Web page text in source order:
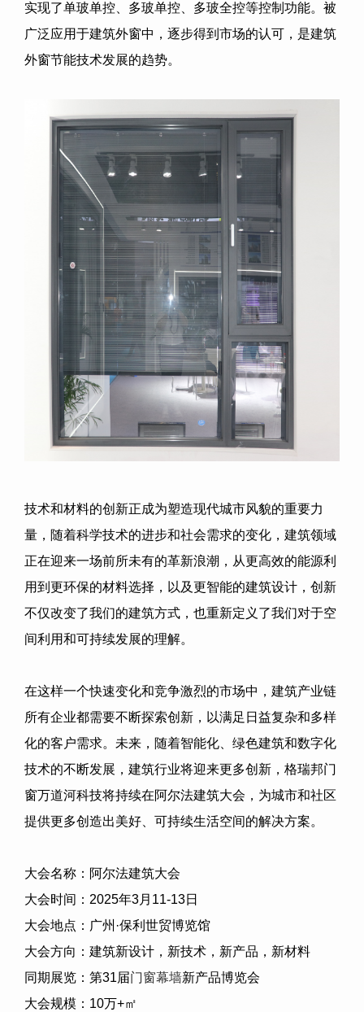
实现了单玻单控、多玻单控、多玻全控等控制功能。被
广泛应用于建筑外窗中，逐步得到市场的认可，是建筑
外窗节能技术发展的趋势。
技术和材料的创新正成为塑造现代城市风貌的重要力
量，随着科学技术的进步和社会需求的变化，建筑领域
正在迎来一场前所未有的革新浪潮，从更高效的能源利
用到更环保的材料选择，以及更智能的建筑设计，创新
不仅改变了我们的建筑方式，也重新定义了我们对于空
间利用和可持续发展的理解。
在这样一个快速变化和竞争激烈的市场中，建筑产业链
所有企业都需要不断探索创新，以满足日益复杂和多样
化的客户需求。未来，随着智能化、绿色建筑和数字化
技术的不断发展，建筑行业将迎来更多创新， 格瑞邦门
窗万道河科技将持续在阿尔法建筑大会，为城市和社区
提供更多创造出美好、可持续生活空间的解决方案。
大会名称：阿尔法建筑大会
大会时间： 2025年3月 11-13日
大会地点：广州·保利世贸博览馆
大会方向：建筑新设计，新技术，新产品，新材料
同期展览：第31届门窗幕墙新产品博览会
大会规模： 10万+㎡